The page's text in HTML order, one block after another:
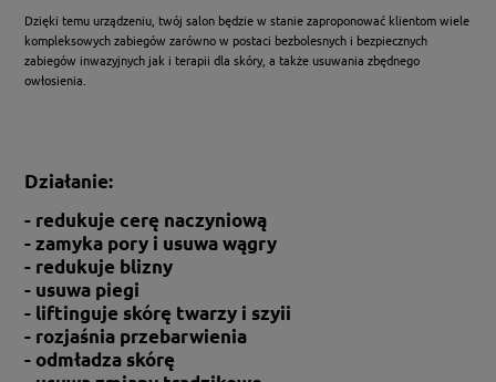
Dzięki temu urządzeniu, twój salon będzie w stanie zaproponować klientom wiele
kompleksowych zabiegów zarówno w postaci bezbolesnych i bezpiecznych
zabiegów inwazyjnych jak i terapii dla skóry, a także usuwania zbędnego
owłosienia.
Działanie:
- redukuje cerę naczyniową
- zamyka pory i usuwa wągry
- redukuje blizny
- usuwa piegi
- liftinguje skórę twarzy i szyii
- rozjaśnia przebarwienia
- odmładza skórę